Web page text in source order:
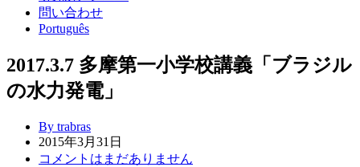
問い合わせ
Português
2017.3.7 多摩第一小学校講義「ブラジル
の水力発電」
By trabras
2015年3月31日
コメントはまだありません